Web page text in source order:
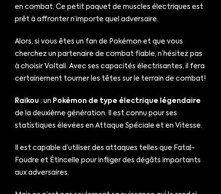
en combat. Ce petit paquet de muscles électriques est
prêt à affronter n’importe quel adversaire.
Alors, si vous êtes un fan de Pokémon et que vous
cherchez un partenaire de combat fiable, n’hésitez pas
à choisir Voltali. Avec ses capacités électrisantes, il fera
certainement tourner les têtes sur le terrain de combat!
Raikou : un Pokémon de type électrique légendaire
de la deuxième génération. Il est connu pour ses
statistiques élevées en Attaque Spéciale et en Vitesse.
Il est capable d’utiliser des attaques telles que Fatal-
Foudre et Étincelle pour infliger des dégâts importants
aux adversaires.